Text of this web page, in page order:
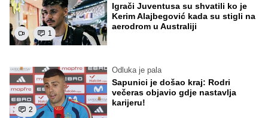
1
Igrači Juventusa su shvatili ko je
Kerim Alajbegović kada su stigli na
aerodrom u Australiji
2
Odluka je pala
Sapunici je došao kraj: Rodri
večeras objavio gdje nastavlja
karijeru!